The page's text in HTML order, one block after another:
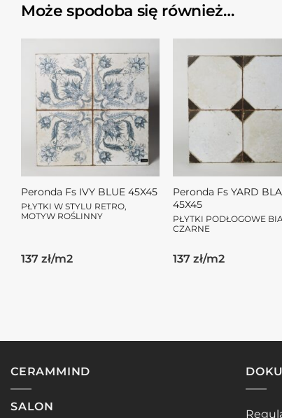
Może spodoba się również…
Peronda Fs IVY BLUE 45X45
PŁYTKI W STYLU RETRO,
MOTYW ROŚLINNY
137 zł/m2
Peronda Fs YARD
45X45
PŁYTKI PODŁOGOWE
CZARNE
137 zł/m2
CERAMMIND
SALON